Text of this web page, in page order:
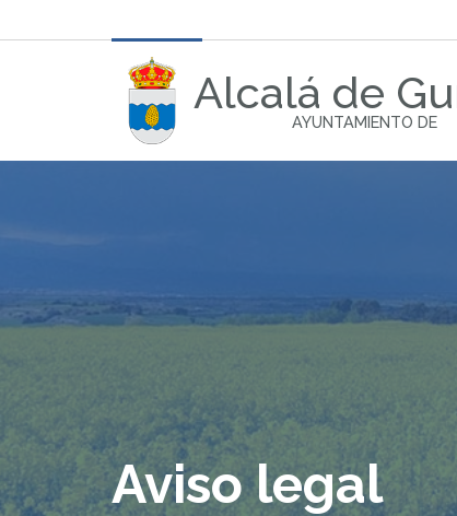
Alcalá de
AYUNTAMIENTO DE
Aviso legal